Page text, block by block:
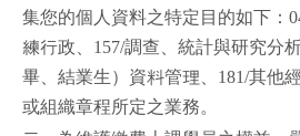
集您的個人資料之特定目的如下：
練行政、157/調查、統計與研究分
畢、結業生）資料管理、181/其他
或組織章程所定之業務。